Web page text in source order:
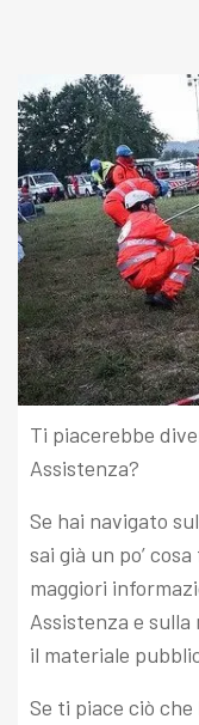
Ti piacerebbe
Assistenza?
Se hai navigato
sai già un po’
maggiori
Assistenza e
il materiale
Se ti piace ciò